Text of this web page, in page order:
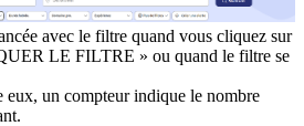
avec le filtre quand vous cliquez sur
LE FILTRE » ou quand le filtre se
eux, un compteur indique le nombre